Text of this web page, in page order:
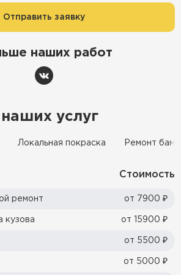
Отправить заявку
наших работ
услуг
Локальная покраска Ремонт
Стоимость
ремонт от 7900 ₽
кузова от 15900 ₽
от 5500 ₽
от 5000 ₽